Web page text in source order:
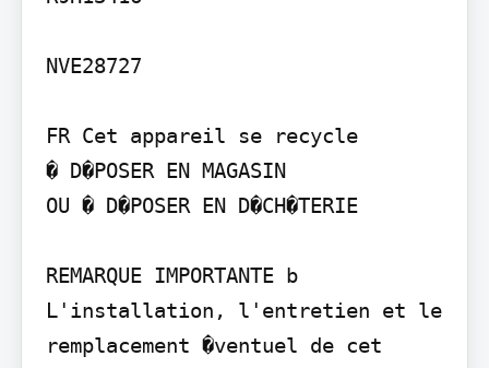
NVE28727
FR Cet appareil se recycle
� D�POSER EN MAGASIN
OU � D�POSER EN D�CH�TERIE
REMARQUE IMPORTANTE b
L'installation, l'entretien et le
remplacement �ventuel de cet